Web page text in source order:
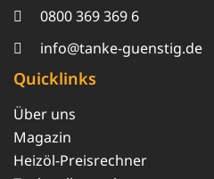
0800 369 369 6
info@tanke-guenstig.de
Quicklinks
Über uns
Magazin
Heizöl-Preisrechner